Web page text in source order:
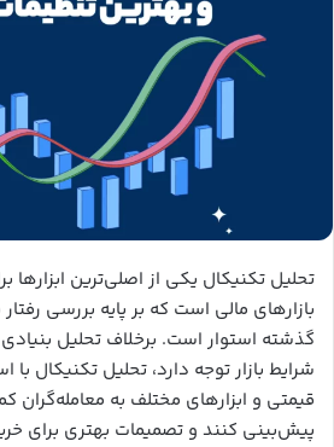
تحلیل تکنیکال یکی از اصلی‌ترین ابزارها
بازارهای مالی است که بر پایه بررسی
گذشته استوار است. برخلاف تحلیل
شرایط بازار توجه دارد، تحلیل تکنیکال با
قیمتی و ابزارهای مختلف به معامله‌گران
پیش‌بینی کنند و تصمیمات بهتری برای